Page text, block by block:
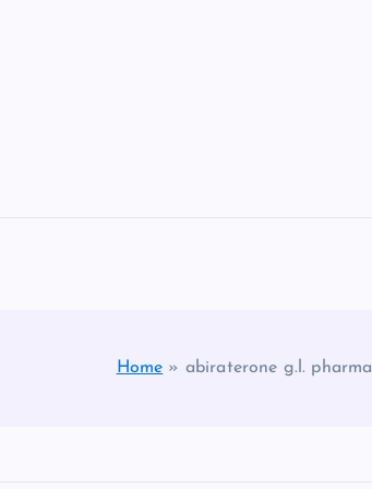
Home » abiraterone g.l. pharma